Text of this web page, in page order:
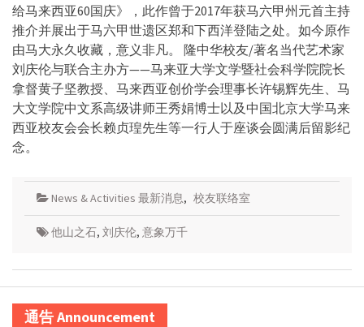
给马来西亚60国庆》，此作曾于2017年获马六甲州元首主持
推介并展出于马六甲世遗区郑和下西洋登陆之处。如今原作
由马大永久收藏，意义非凡。 隆中华校友/著名当代艺术家
刘庆伦与联合主办方——马来亚大学文学暨社会科学院院长
拿督黄子坚教授、马来西亚创价学会理事长许锡辉先生、马
大文学院中文系高级讲师王秀娟博士以及中国北京大学马来
西亚校友会会长赖贞瑝先生等一行人于座谈会圆满后留影纪
念。
News & Activities 最新消息, 校友联络室
他山之石, 刘庆伦, 意象万千
通告 Announcement